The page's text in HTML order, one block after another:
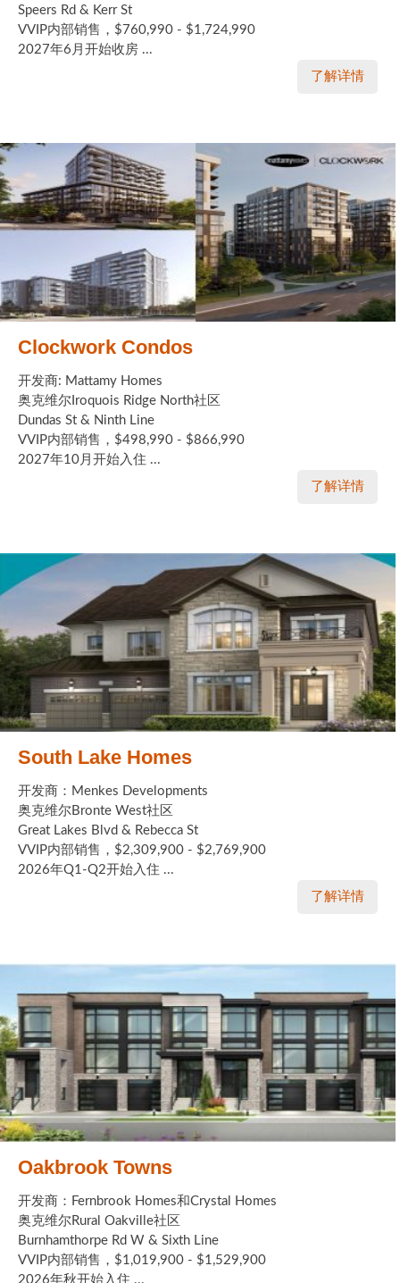
Speers Rd & Kerr St
VVIP内部销售，$760,990 - $1,724,990
2027年6月开始收房 ...
了解详情
Clockwork Condos
开发商: Mattamy Homes
奥克维尔Iroquois Ridge North社区
Dundas St & Ninth Line
VVIP内部销售，$498,990 - $866,990
2027年10月开始入住 ...
了解详情
South Lake Homes
开发商：Menkes Developments
奥克维尔Bronte West社区
Great Lakes Blvd & Rebecca St
VVIP内部销售，$2,309,900 - $2,769,900
2026年Q1-Q2开始入住 ...
了解详情
Oakbrook Towns
开发商：Fernbrook Homes和Crystal Homes
奥克维尔Rural Oakville社区
Burnhamthorpe Rd W & Sixth Line
VVIP内部销售，$1,019,900 - $1,529,900
2026年秋开始入住 ...